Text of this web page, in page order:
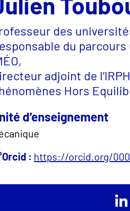
des
du
adjoint de
Hors
d’enseignement
: https://orcid.org/